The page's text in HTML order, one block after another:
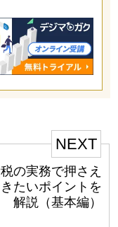
NEXT
の実務で押さえ
たいポイントを
解説（基本編）